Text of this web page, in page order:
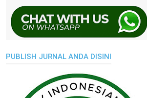
PUBLISH JURNAL ANDA DISINI